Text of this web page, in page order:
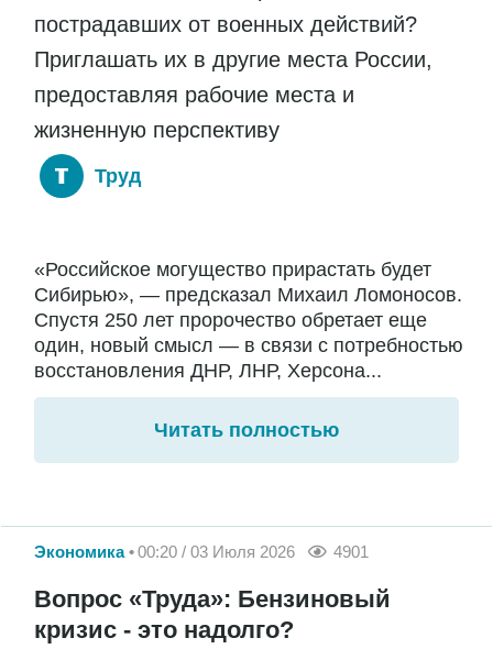
пострадавших от военных действий?
Приглашать их в другие места России,
предоставляя рабочие места и
жизненную перспективу
Труд
«Российское могущество прирастать будет
Сибирью», — предсказал Михаил Ломоносов.
Спустя 250 лет пророчество обретает еще
один, новый смысл — в связи с потребностью
восстановления ДНР, ЛНР, Херсона...
Читать полностью
Экономика 00:20 / 03 Июля 2026 4901
Вопрос «Труда»: Бензиновый
кризис - это надолго?